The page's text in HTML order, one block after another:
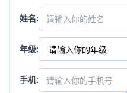
姓名:
年级:
手机: